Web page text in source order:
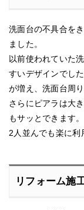
洗面台の不具合を
ました。
以前使われていた
すいデザインでし
が増え、洗面台周
さらにピアラは大
もサッとできます。
2人並んでも楽に利
リフォーム施